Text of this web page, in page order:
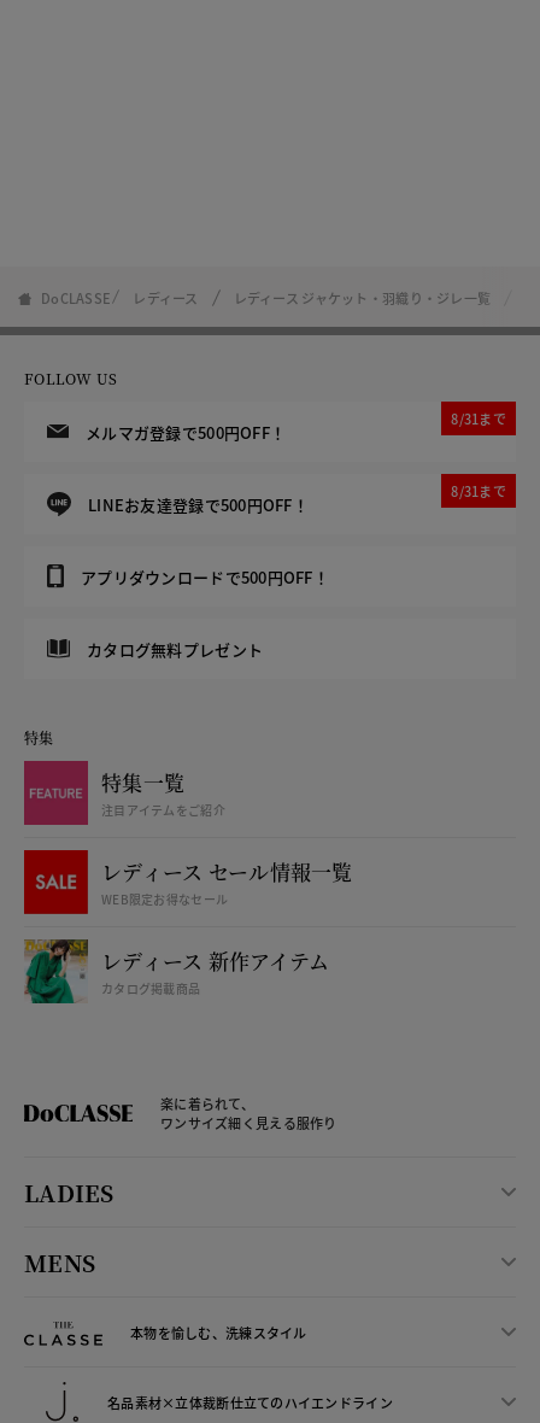
DoCLASSE レディース レディース ジャケット・羽織り・ジレ一覧
FOLLOW US
メルマガ登録で500円OFF！
8/31まで
LINEお友達登録で500円OFF！
8/31まで
アプリダウンロードで500円OFF！
カタログ無料プレゼント
特集
特集一覧
注目アイテムをご紹介
レディース セール情報一覧
WEB限定お得なセール
レディース 新作アイテム
カタログ掲載商品
楽に着られて、
ワンサイズ細く見える服作り
LADIES
MENS
本物を愉しむ、洗練スタイル
名品素材×立体裁断仕立てのハイエンドライン